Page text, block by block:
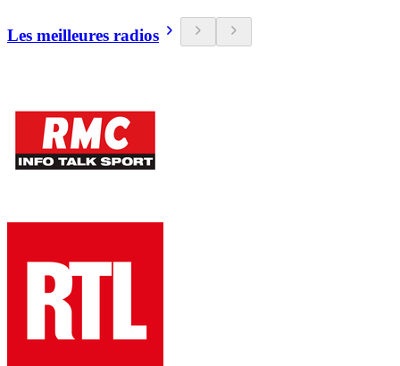
Les meilleures radios